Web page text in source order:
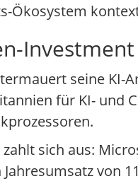
Ökosystem
seine KI-
für KI- und
zahlt sich aus:
von